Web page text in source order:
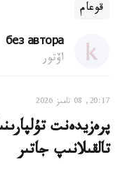
قوعام
без автора
اۆتور
20:17, 08 تامىز 2026
پرەزيدەنت
تالقىلانىپ جاتىر